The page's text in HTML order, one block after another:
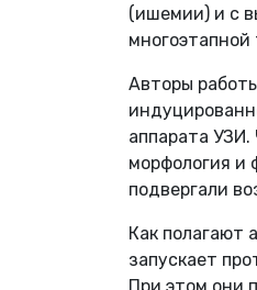
(ишемии) и с
Авторы
аппарата УЗИ.
морфология и
подвергали
Как полагают
запускает